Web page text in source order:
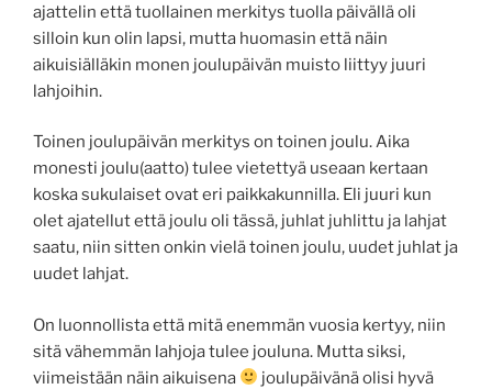
ajattelin että tuollainen merkitys tuolla päivällä oli
silloin kun olin lapsi, mutta huomasin että näin
aikuisiälläkin monen joulupäivän muisto liittyy juuri
lahjoihin.
Toinen joulupäivän merkitys on toinen joulu. Aika
monesti joulu(aatto) tulee vietettyä useaan kertaan
koska sukulaiset ovat eri paikkakunnilla. Eli juuri kun
olet ajatellut että joulu oli tässä, juhlat juhlittu ja lahjat
saatu, niin sitten onkin vielä toinen joulu, uudet juhlat ja
uudet lahjat.
On luonnollista että mitä enemmän vuosia kertyy, niin
sitä vähemmän lahjoja tulee jouluna. Mutta siksi,
viimeistään näin aikuisena
joulupäivänä olisi hyvä